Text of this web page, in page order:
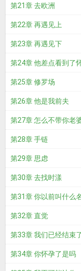
第21章 去欧洲
第22章 再遇见上
第23章 再遇见下
第24章 他差点看到了
第25章 修罗场
第26章 他是我前夫
第27章 怎么不带你老
第28章 手链
第29章 思虑
第30章 去找时漾
第31章 你以前叫什么
第32章 直觉
第33章 我们已经结束
第34章 你怀孕了是吗